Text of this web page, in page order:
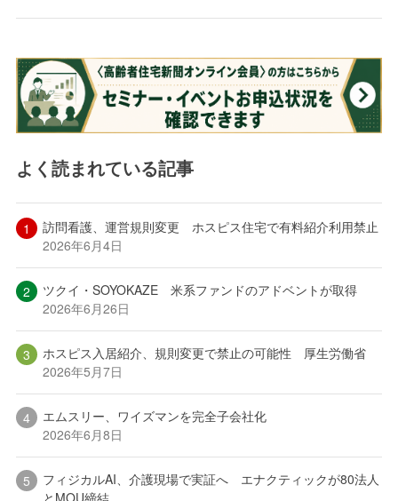
よく読まれている記事
訪問看護、運営規則変更 ホスピス住宅で有料紹介利用禁止
2026年6月4日
ツクイ・SOYOKAZE 米系ファンドのアドベントが取得
2026年6月26日
ホスピス入居紹介、規則変更で禁止の可能性 厚生労働省
2026年5月7日
エムスリー、ワイズマンを完全子会社化
2026年6月8日
フィジカルAI、介護現場で実証へ エナクティックが80法人